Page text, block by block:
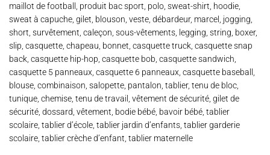
maillot de football, produit bac sport, polo, sweat-shirt, hoodie,
sweat à capuche, gilet, blouson, veste, débardeur, marcel, jogging,
short, survêtement, caleçon, sous-vêtements, legging, string, boxer,
slip, casquette, chapeau, bonnet, casquette truck, casquette snap
back, casquette hip-hop, casquette bob, casquette sandwich,
casquette 5 panneaux, casquette 6 panneaux, casquette baseball,
blouse, combinaison, salopette, pantalon, tablier, tenu de bloc,
tunique, chemise, tenu de travail, vêtement de sécurité, gilet de
sécurité, dossard, vêtement, bodie bébé, bavoir bébé, tablier
scolaire, tablier d’école, tablier jardin d’enfants, tablier garderie
scolaire, tablier crèche d’enfant, tablier maternelle